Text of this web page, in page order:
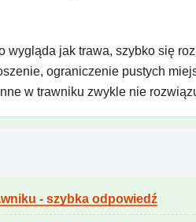
jak trawa, szybko się
ograniczenie pustych
w trawniku zwykle nie
- szybka odpowiedź